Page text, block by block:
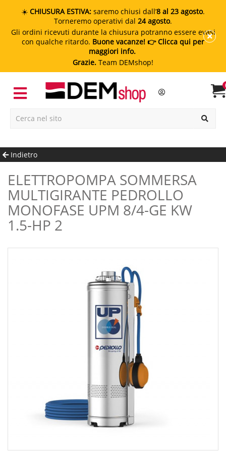
☀️ CHIUSURA ESTIVA: saremo chiusi dall’8 al 23 agosto.
Torneremo operativi dal 24 agosto.
Gli ordini ricevuti durante la chiusura potranno essere evasi
con qualche ritardo. Buone vacanze! 👉 Clicca qui per
maggiori info.
Grazie. Team DEMshop!
Indietro
ELETTROPOMPA SOMMERSA
MULTIGIRANTE PEDROLLO
MONOFASE UPM 8/4-GE KW
1.5-HP 2